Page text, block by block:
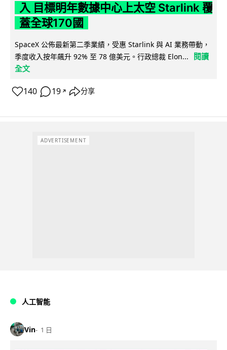
入 目標明年數據中心上太空 Starlink 覆
蓋全球170國
SpaceX 公佈最新第二季業績，受惠 Starlink 與 AI 業務帶動，
季度收入按年飆升 92% 至 78 億美元。行政總裁 Elon...
閱讀
全文
140 19 ↗ 分享
ADVERTISEMENT
人工智能
Vin 1 日